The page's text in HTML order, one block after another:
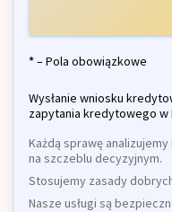
*– Pola obowiązkowe
Wysłanie wniosku
zapytania kredytowego w
Każdą sprawę
na szczeblu decyzyjnym.
Stosujemy zasady
Nasze usługi są